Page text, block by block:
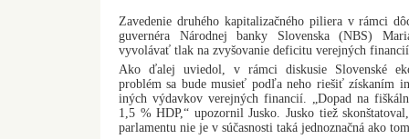
Zavedenie druhého kapitalizačného piliera v rámci
guvernéra Národnej banky Slovenska (NBS)
vyvolávať tlak na zvyšovanie deficitu verejných
Ako ďalej uviedol, v rámci diskusie Slovenské
problém sa bude musieť podľa neho riešiť získaním
iných výdavkov verejných financií. „Dopad na
1,5 % HDP,“ upozornil Jusko. Jusko tiež
parlamentu nie je v súčasnosti taká jednoznačná ako